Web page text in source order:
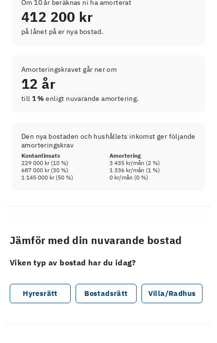
Om 10 år beräknas ni ha amorterat
412 200 kr
på lånet på er nya bostad.
Amorteringskravet går ner om
12 år
till 1 % enligt nuvarande amortering.
Den nya bostaden och hushållets inkomst ger följande
amorteringskrav
Kontantinsats
Amortering
229 000 kr(10 %) 3 435 kr/mån (2 %)
687 000 kr(30 %) 1 336 kr/mån (1 %)
1 145 000 kr(50 %) 0 kr/mån (0 %)
Jämför med din nuvarande bostad
Viken typ av bostad har du idag?
Hyresrätt Bostadsrätt Villa/Radhus